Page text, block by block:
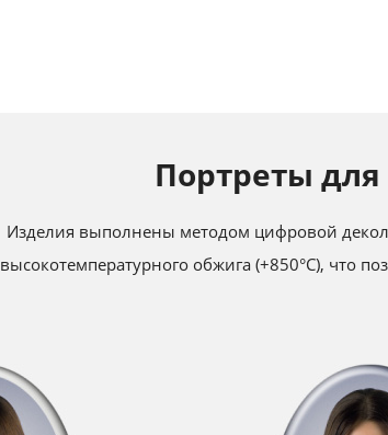
Портреты
Изделия выполнены методом цифровой
высокотемпературного обжига (+850°С), что